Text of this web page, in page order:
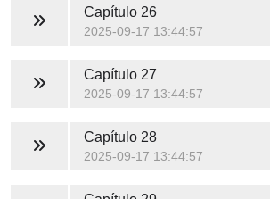
Capítulo 26
2025-09-17 13:44:57
Capítulo 27
2025-09-17 13:44:57
Capítulo 28
2025-09-17 13:44:57